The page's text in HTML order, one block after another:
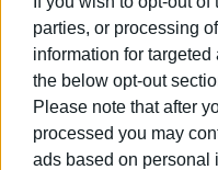
parties, or processing
information for
the below opt-out
Please note that after
processed you may
ads based on personal
ομάδες στην Αθήνα,
περισσότερο, είναι
πολλές χώρες του
προσπάθεια για διάδοσή
Εμφανίσεις: 150